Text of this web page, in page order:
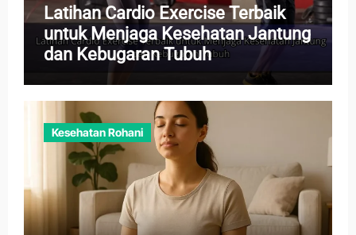
Latihan Cardio Exercise Terbaik
untuk Menjaga Kesehatan Jantung
dan Kebugaran Tubuh
Kesehatan Rohani